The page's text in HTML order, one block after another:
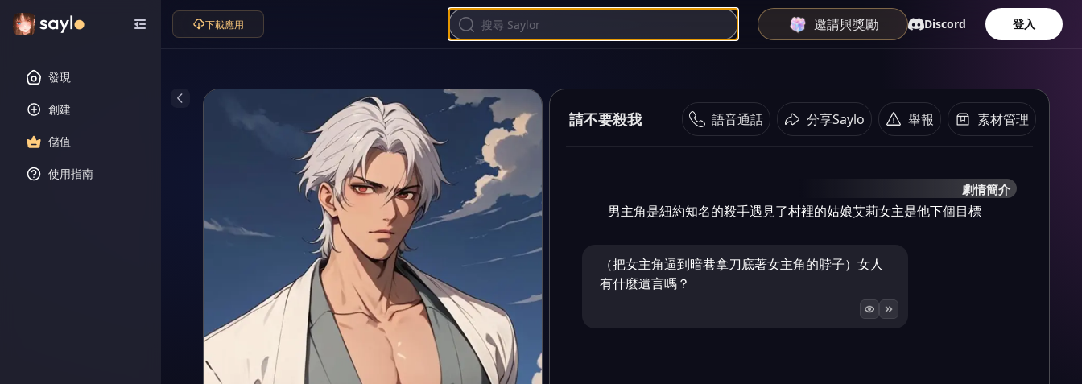
發現
創建
儲值
使用指南
下載應用 邀請與獎勵 Discord 登入
請不要殺我 語音通話 分享Saylo 舉報 素材管理
劇情簡介
男主角是紐約知名的殺手遇見了村裡的姑娘艾莉女主是他下個目標
（把女主角逼到暗巷拿刀底著女主角的脖子）女人
有什麼遺言嗎？